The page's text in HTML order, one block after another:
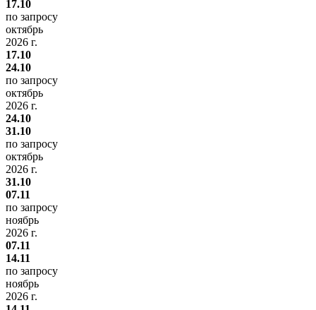
17.10
по запросу
октябрь
2026 г.
17.10
24.10
по запросу
октябрь
2026 г.
24.10
31.10
по запросу
октябрь
2026 г.
31.10
07.11
по запросу
ноябрь
2026 г.
07.11
14.11
по запросу
ноябрь
2026 г.